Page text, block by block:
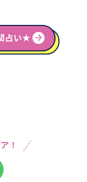
占い★
！